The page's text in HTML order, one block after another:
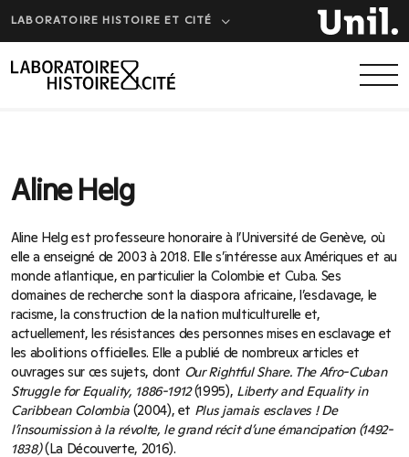
Aline Helg
Aline Helg est professeure honoraire à l’Université de Genève, où
elle a enseigné de 2003 à 2018. Elle s’intéresse aux Amériques et au
monde atlantique, en particulier la Colombie et Cuba. Ses
domaines de recherche sont la diaspora africaine, l’esclavage, le
racisme, la construction de la nation multiculturelle et,
actuellement, les résistances des personnes mises en esclavage et
les abolitions officielles. Elle a publié de nombreux articles et
ouvrages sur ces sujets, dont Our Rightful Share. The Afro-Cuban
Struggle for Equality, 1886-1912(1995), Liberty and Equality in
Caribbean Colombia(2004), et Plus jamais esclaves ! De
l’insoumission à la révolte, le grand récit d’une émancipation (1492-
1838)(La Découverte, 2016).
LABORATOIRE HISTOIRE ET CITÉ